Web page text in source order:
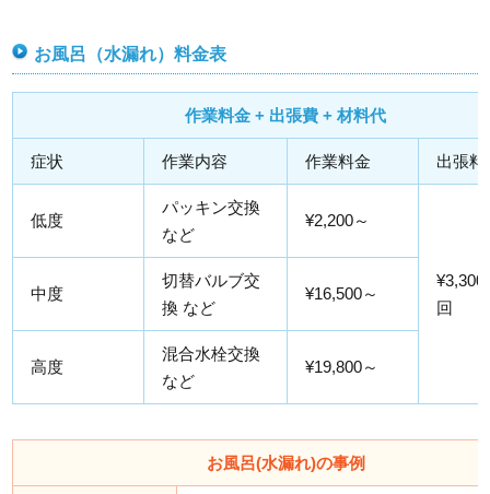
お風呂（水漏れ）料金表
作業料金 + 出張費 + 材料代
症状 作業内容 作業料金 出張料
低度
パッキン交換
など
¥2,200～
¥3,300
回
中度
切替バルブ交
換 など
¥16,500～
高度
混合水栓交換
など
¥19,800～
お風呂(水漏れ)の事例